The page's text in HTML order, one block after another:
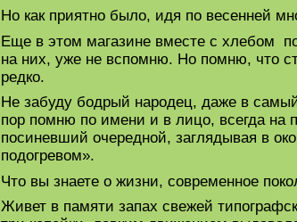
Но как приятно было, идя по весенней
Еще в этом магазине вместе с хлебом
на них, уже не вспомню. Но помню, что
редко.
Не забуду бодрый народец, даже в
пор помню по имени и в лицо, всегда на
посиневший очередной, заглядывая в
подогревом».
Что вы знаете о жизни, современное
Живет в памяти запах свежей